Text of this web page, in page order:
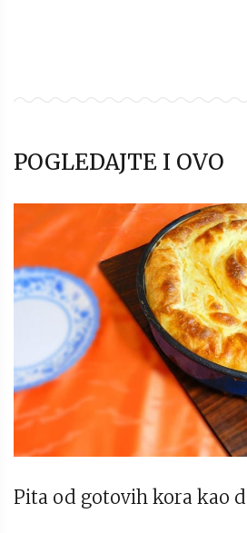
POGLEDAJTE I OVO
Pita od gotovih kora kao